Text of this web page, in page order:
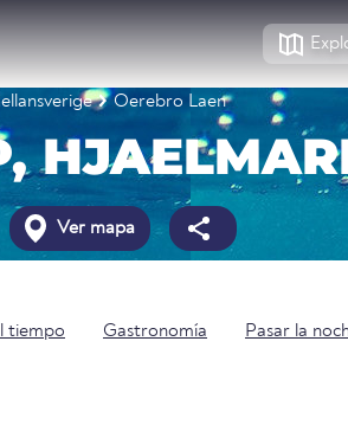
Oerebro Laen
Ver mapa
tiempo Gastronomía Pasar la